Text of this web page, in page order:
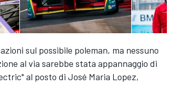
sul possibile poleman, ma nessuno
al via sarebbe stata appannaggio di
al posto di José Maria Lopez,